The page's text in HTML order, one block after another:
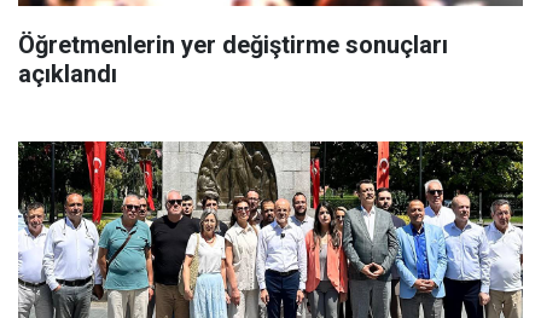
Öğretmenlerin yer değiştirme sonuçları
açıklandı